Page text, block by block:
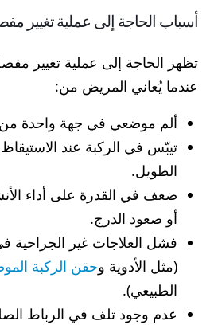
أسباب الحاجة إلى عملية تغيير
تظهر الحاجة إلى عملية تغيير
عندما يُعاني المريض من:
ألم موضعي في جهة واحدة من
تيبّس في الركبة عند
الطويل.
ضعف في القدرة على أداء
أو صعود الدرج.
فشل العلاجات غير الجراحية
(مثل الأدوية وحقن الركبة
الطبيعي).
عدم وجود تلف في الرباط